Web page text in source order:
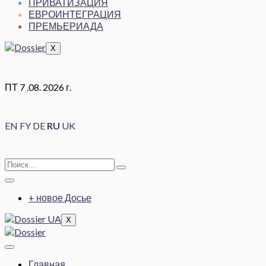
ЕВРОИНТЕГРАЦИЯ
ПРЕМЬЕРИАДА
X
ПТ 7 .08. 2026 г.
EN FY DE RU UK
+ новое Досье
X